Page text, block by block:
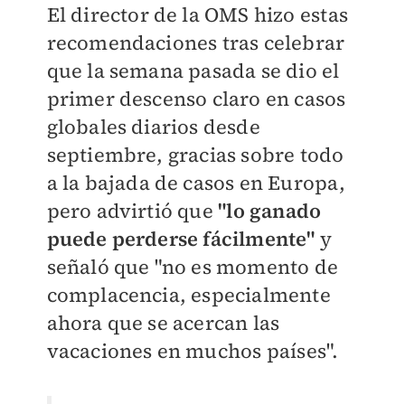
El director de la OMS hizo estas
recomendaciones tras celebrar
que la semana pasada se dio el
primer descenso claro en casos
globales diarios desde
septiembre, gracias sobre todo
a la bajada de casos en Europa,
pero advirtió que "lo ganado
puede perderse fácilmente" y
señaló que "no es momento de
complacencia, especialmente
ahora que se acercan las
vacaciones en muchos países".